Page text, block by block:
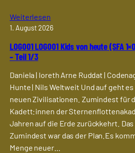
Weiterlesen
1. August 2026
LOG001 LOG001 Kids von heute (SFA
– Teil 1/3
Daniela | Ioreth Arne Ruddat |
Hunte | Nils Weltweit Und auf geht
neuen Zivilisationen. Zumindest für
Kadett:innen der
Jahren auf die Erde zurückkehrt.
Zumindest war das der Plan.Es
Menge neuer…